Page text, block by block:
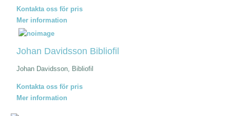
Kontakta oss för pris
Mer information
Johan Davidsson Bibliofil
Johan Davidsson, Bibliofil
Kontakta oss för pris
Mer information